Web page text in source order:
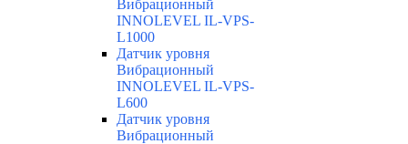
Вибрационный
INNOLEVEL IL-VPS-
L1000
Датчик уровня
Вибрационный
INNOLEVEL IL-VPS-
L600
Датчик уровня
Вибрационный